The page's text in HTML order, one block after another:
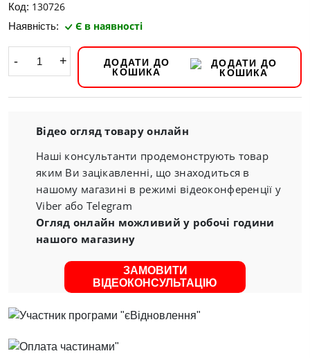
Код: 130726
Наявність: Є в наявності
- +
ДОДАТИ ДО
КОШИКА
Відео огляд товару онлайн
Наші консультанти продемонструють товар
яким Ви зацікавленні, що знаходиться в
нашому магазині в режимі відеоконференції у
Viber або Telegram
Огляд онлайн можливий у робочі години
нашого магазину
ЗАМОВИТИ
ВІДЕОКОНСУЛЬТАЦІЮ